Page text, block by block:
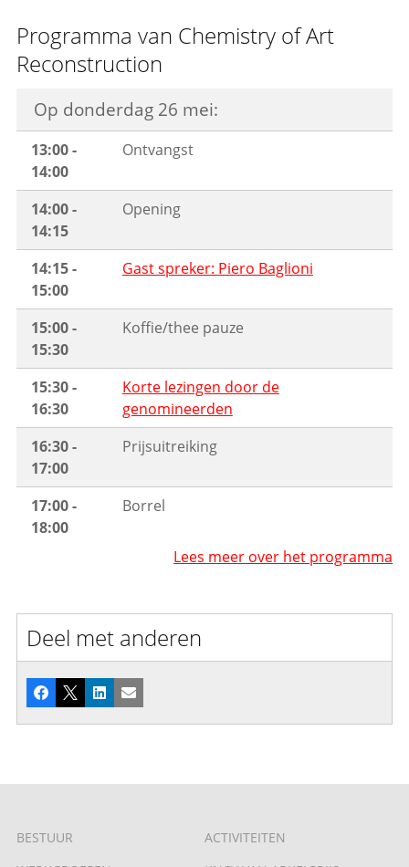
Programma van Chemistry of Art
Reconstruction
Op donderdag 26 mei:
13:00 -
14:00
Ontvangst
14:00 -
14:15
Opening
14:15 -
15:00
Gast spreker: Piero Baglioni
15:00 -
15:30
Koffie/thee pauze
15:30 -
16:30
Korte lezingen door de
genomineerden
16:30 -
17:00
Prijsuitreiking
17:00 -
18:00
Borrel
Lees meer over het programma
Deel met anderen
Facebook
X LinkedInE-mail
BESTUUR
ACTIVITEITEN